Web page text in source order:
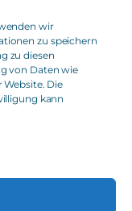
wir
zu speichern
zu diesen
von Daten wie
Die
kann